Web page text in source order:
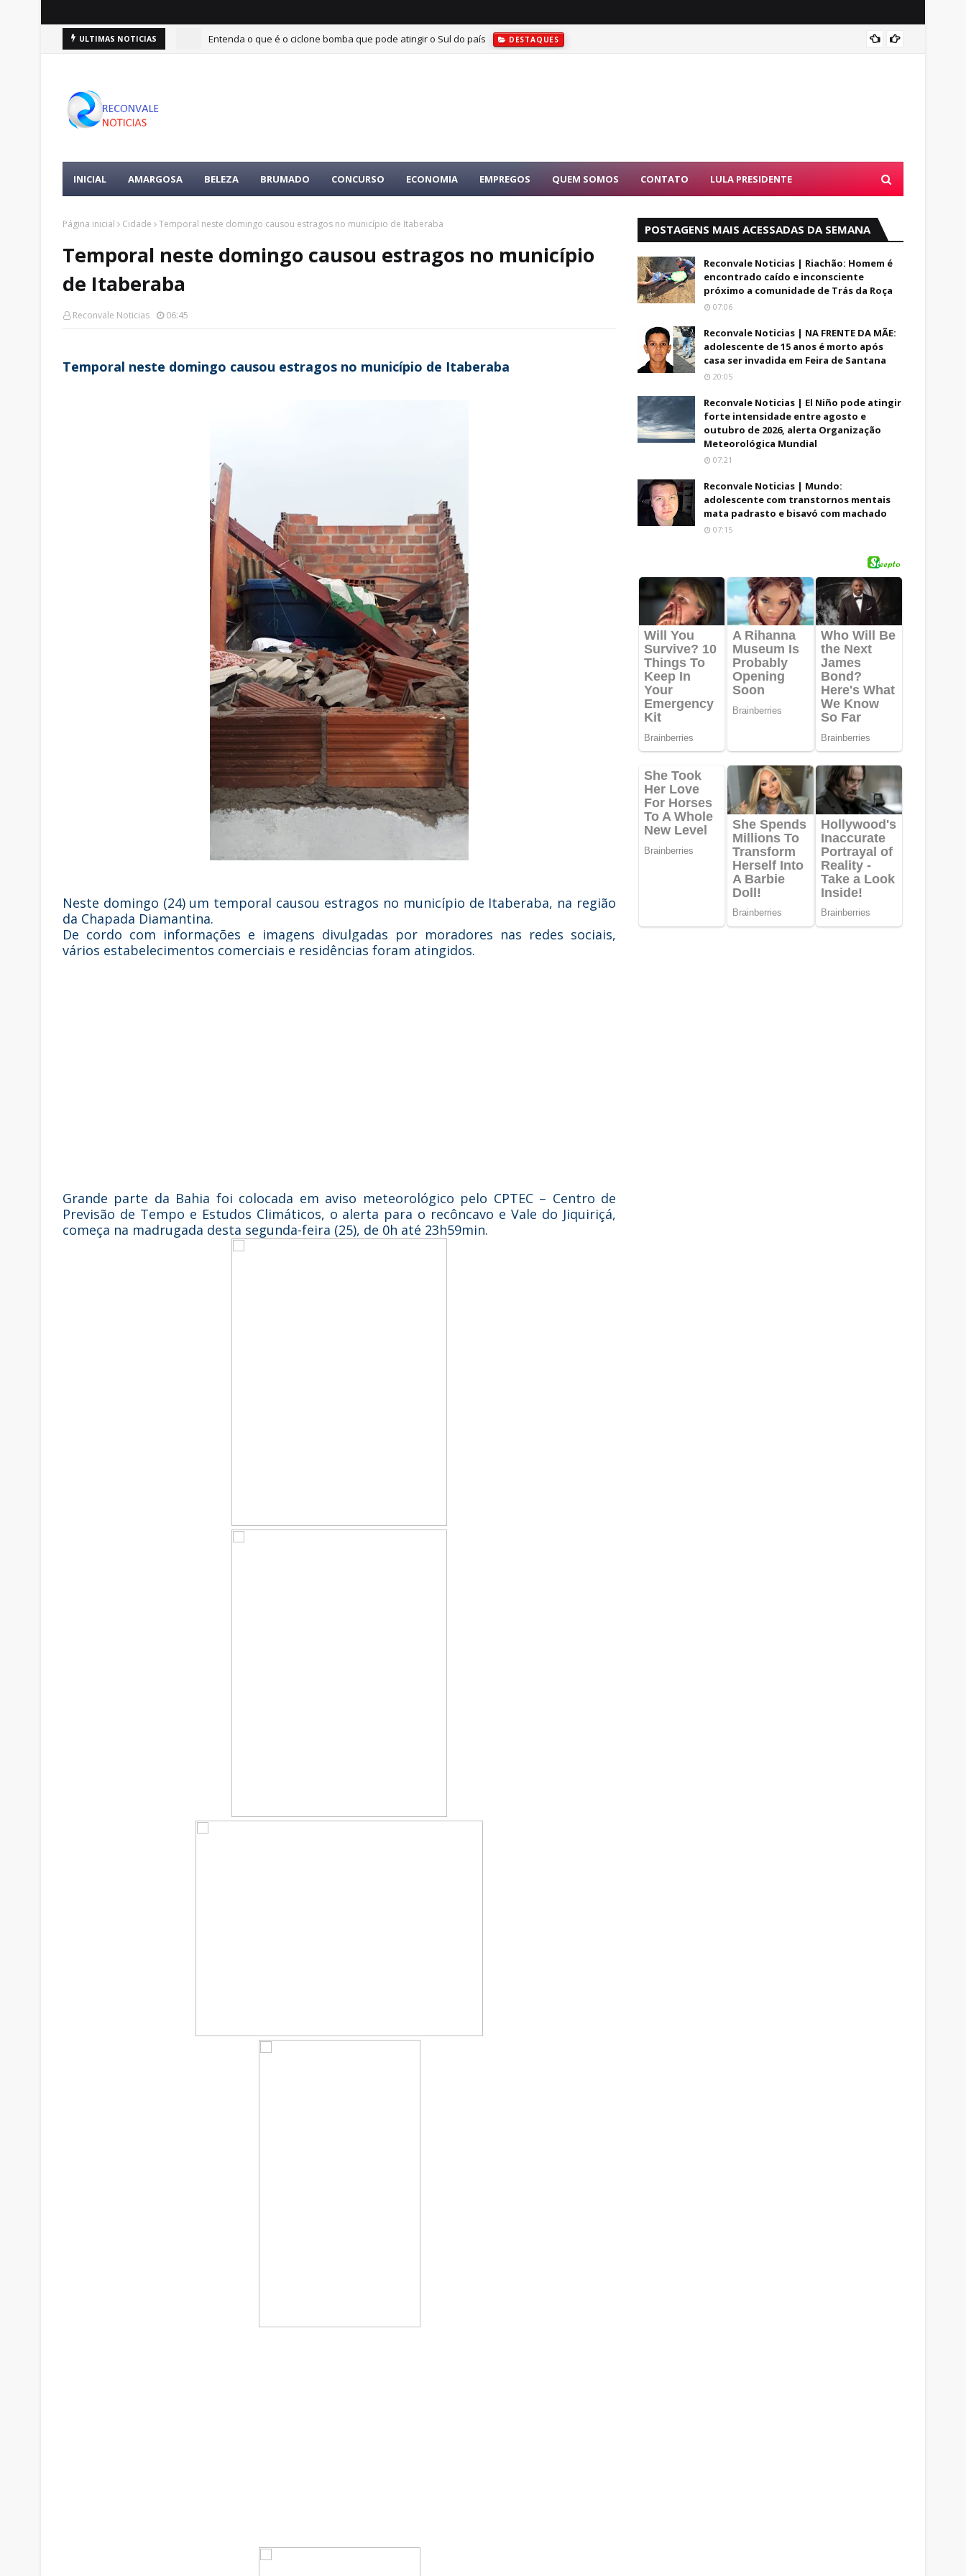
ULTIMAS NOTICIAS Entenda o que é o ciclone bomba que pode atingir o Sul do país DESTAQUES
INICIAL AMARGOSA BELEZA BRUMADO CONCURSO ECONOMIA EMPREGOS QUEM SOMOS CONTATO LULA PRESIDENTE
Página inicial Cidade Temporal neste domingo causou estragos no município de Itaberaba
Temporal neste domingo causou estragos no município
de Itaberaba
Reconvale Noticias 06:45
Temporal neste domingo causou estragos no município de Itaberaba
Neste domingo (24) um temporal causou estragos no município de Itaberaba, na região
da Chapada Diamantina.
De cordo com informações e imagens divulgadas por moradores nas redes sociais,
vários estabelecimentos comerciais e residências foram atingidos.
Grande parte da Bahia foi colocada em aviso meteorológico pelo CPTEC – Centro de
Previsão de Tempo e Estudos Climáticos, o alerta para o recôncavo e Vale do Jiquiriçá,
começa na madrugada desta segunda-feira (25), de 0h até 23h59min.
POSTAGENS MAIS ACESSADAS DA SEMANA
Reconvale Noticias | Riachão: Homem é
encontrado caído e inconsciente
próximo a comunidade de Trás da Roça
07:06
Reconvale Noticias | NA FRENTE DA MÃE:
adolescente de 15 anos é morto após
casa ser invadida em Feira de Santana
20:05
Reconvale Noticias | El Niño pode atingir
forte intensidade entre agosto e
outubro de 2026, alerta Organização
Meteorológica Mundial
07:21
Reconvale Noticias | Mundo:
adolescente com transtornos mentais
mata padrasto e bisavó com machado
07:15